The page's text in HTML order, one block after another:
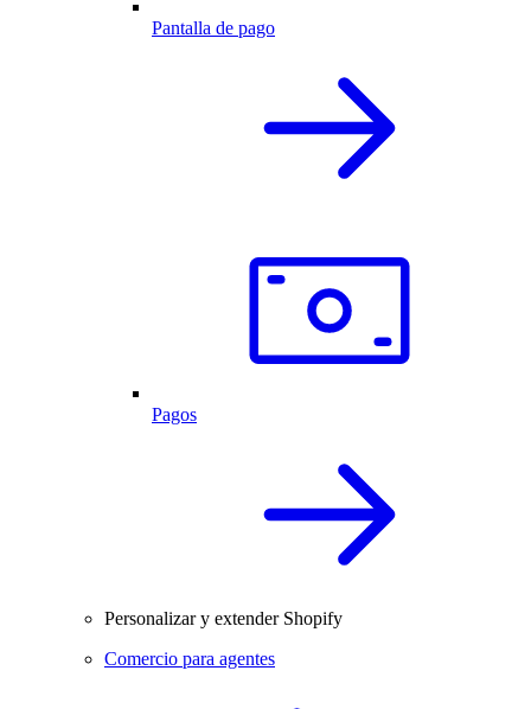
Pantalla de pago
Pagos
Personalizar y extender Shopify
Comercio para agentes